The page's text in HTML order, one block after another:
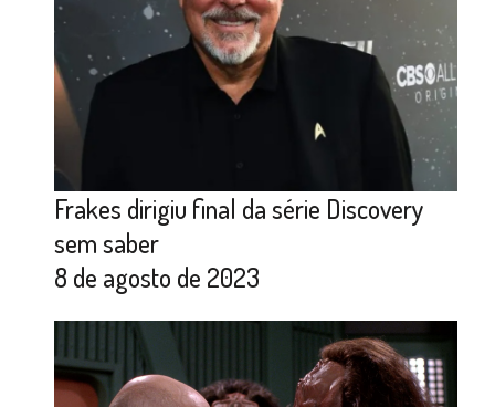
Frakes dirigiu final da série Discovery
sem saber
8 de agosto de 2023